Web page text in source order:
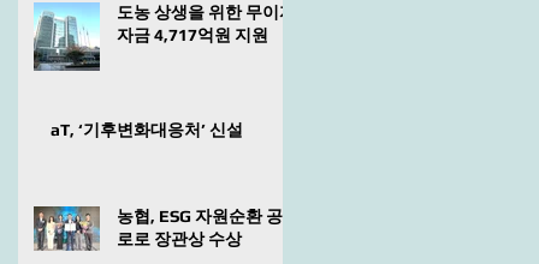
도농 상생을 위한 무이자
자금 4,717억원 지원
aT, ‘기후변화대응처’ 신설
농협, ESG 자원순환 공
로로 장관상 수상